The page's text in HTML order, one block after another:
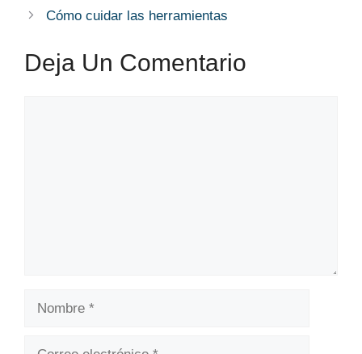
Cómo cuidar las herramientas
Deja Un Comentario